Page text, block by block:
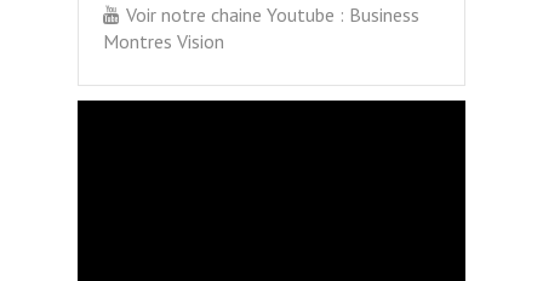
Voir notre chaine Youtube : Business
Montres Vision